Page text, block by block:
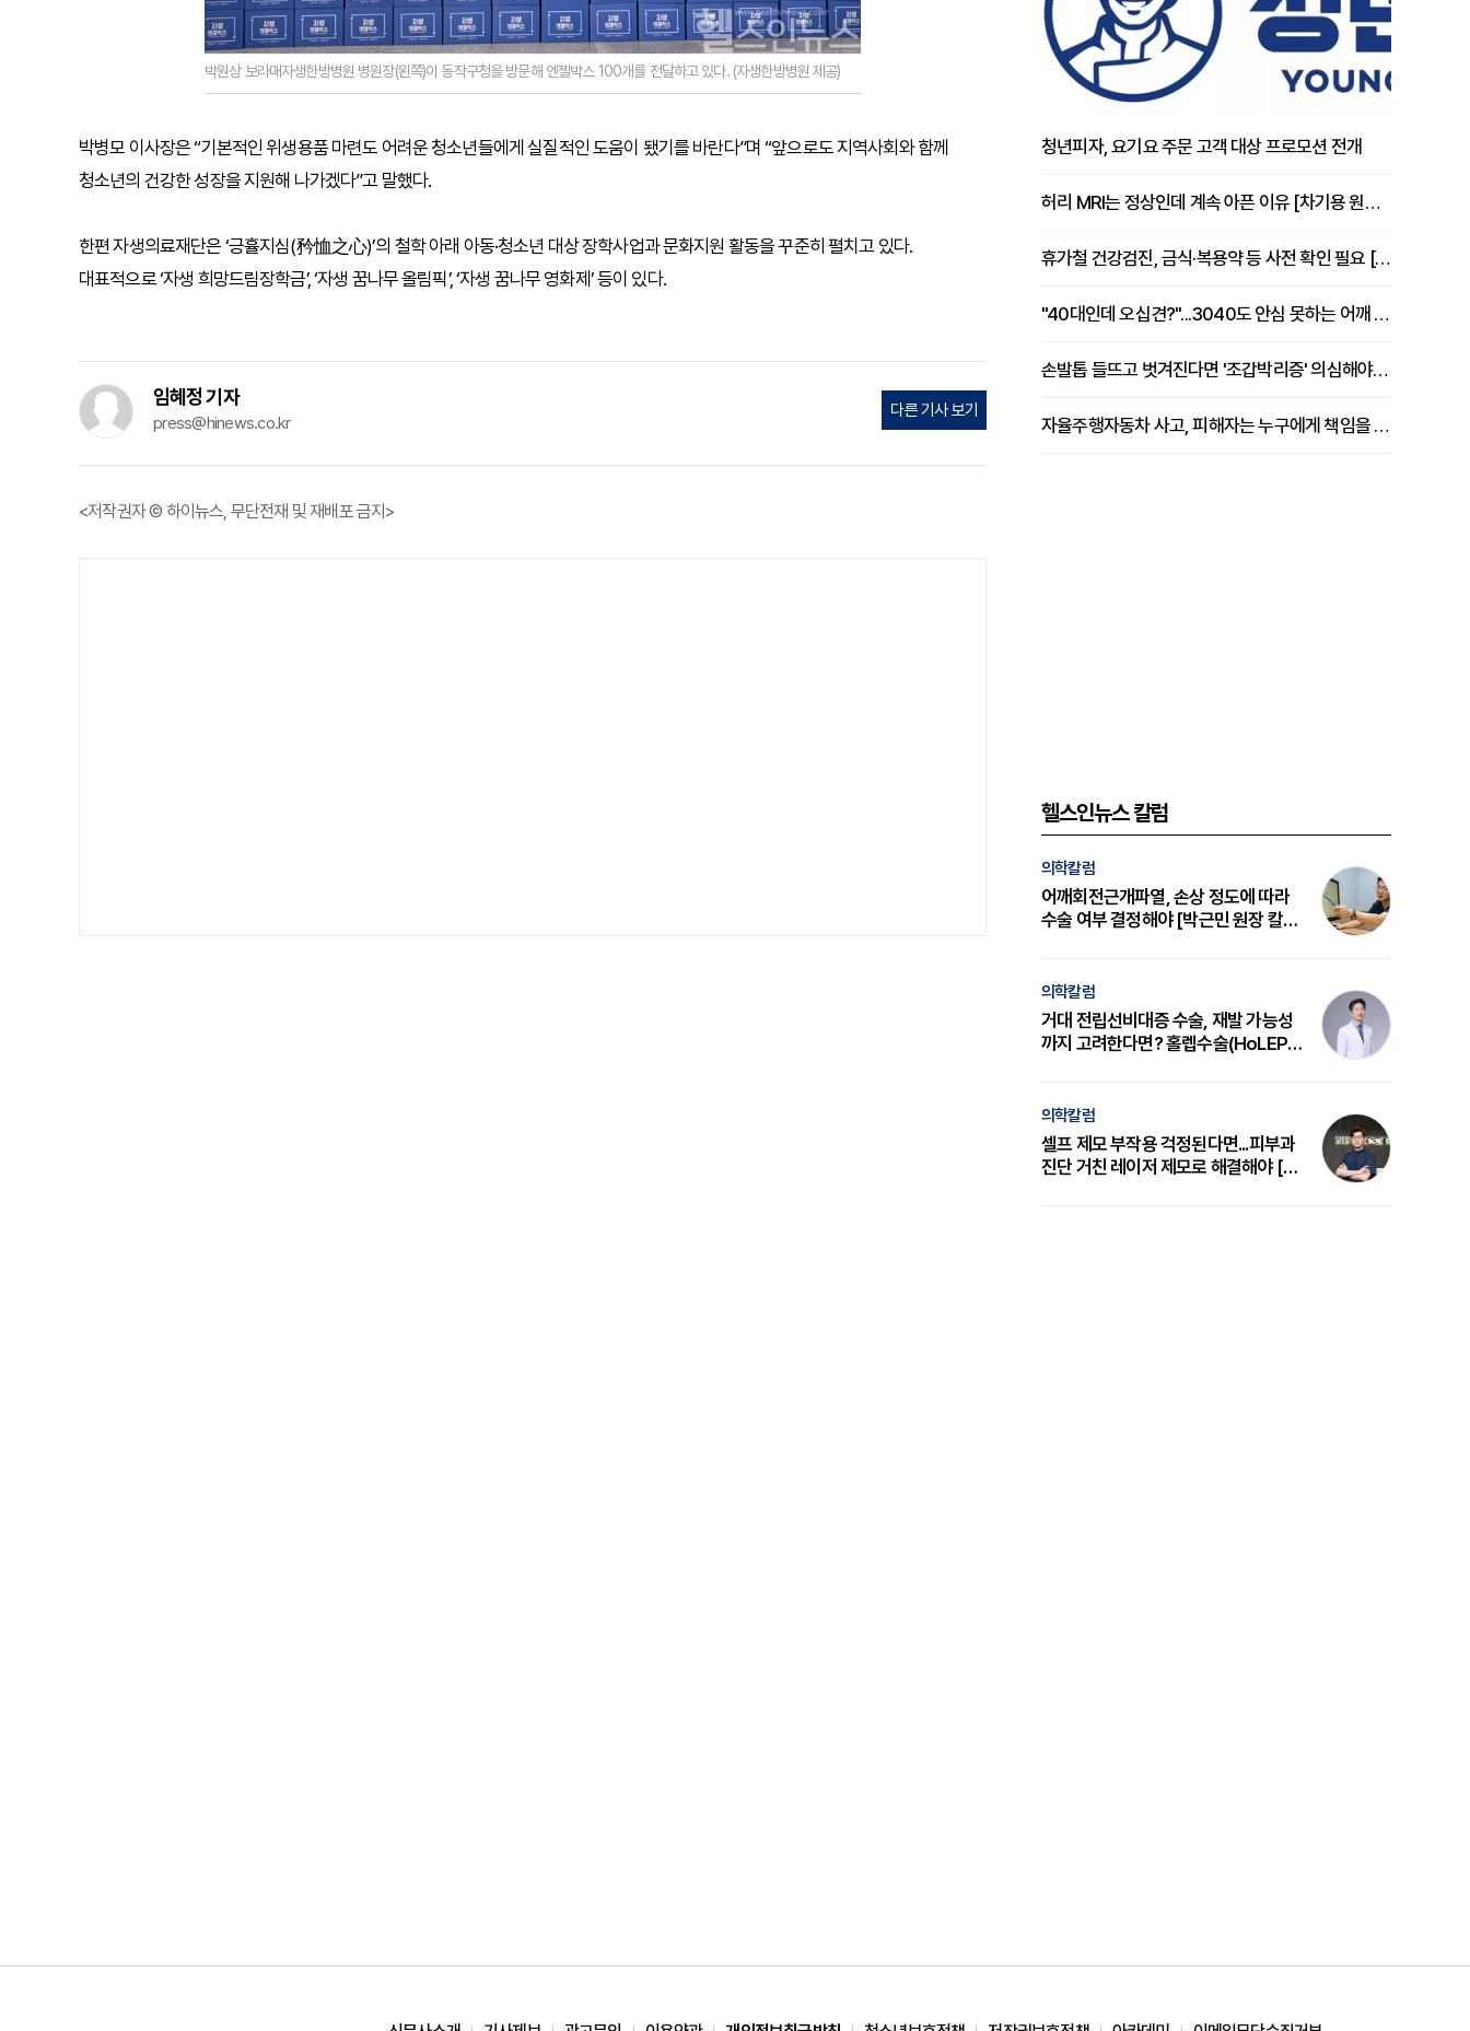
박원상 보라매자생한방병원 병원장(왼쪽)이 동작구청을 방문해 엔젤박스 100개를 전달하고 있다. (자생한방병원 제공)
박병모 이사장은 “기본적인 위생용품 마련도 어려운 청소년들에게 실질적인 도움이 됐기를 바란다”며 “앞으로도 지역사회와 함께
청소년의 건강한 성장을 지원해 나가겠다”고 말했다.
한편 자생의료재단은 ‘긍휼지심(矜恤之心)’의 철학 아래 아동·청소년 대상 장학사업과 문화지원 활동을 꾸준히 펼치고 있다.
대표적으로 ‘자생 희망드림장학금’, ‘자생 꿈나무 올림픽’, ‘자생 꿈나무 영화제’ 등이 있다.
임혜정 기자
press@hinews.co.kr
다른 기사 보기
<저작권자 © 하이뉴스, 무단전재 및 재배포 금지>
청년피자, 요기요 주문 고객 대상 프로모션 전개
허리 MRI는 정상인데 계속 아픈 이유 [차기용 원장 칼럼]
휴가철 건강검진, 금식·복용약 등 사전 확인 필요 [정도감 원장 칼럼]
"40대인데 오십견?"...3040도 안심 못하는 어깨 유착성 관절낭염
손발톱 들뜨고 벗겨진다면 '조갑박리증' 의심해야 [김철윤 원장 칼럼]
자율주행자동차 사고, 피해자는 누구에게 책임을 물을 수 있을까
헬스인뉴스 칼럼
의학칼럼
어깨회전근개파열, 손상 정도에 따라
수술 여부 결정해야 [박근민 원장 칼
의학칼럼
거대 전립선비대증 수술, 재발 가능성
까지 고려한다면? 홀렙수술(HoLEP)
의학칼럼
셀프 제모 부작용 걱정된다면...피부과
진단 거친 레이저 제모로 해결해야 [변